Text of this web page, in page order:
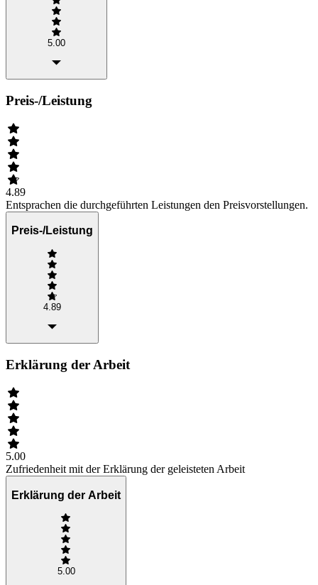
5.00
Preis-/Leistung
4.89
Entsprachen die durchgeführten Leistungen den Preisvorstellungen.
Preis-/Leistung
4.89
Erklärung der Arbeit
5.00
Zufriedenheit mit der Erklärung der geleisteten Arbeit
Erklärung der Arbeit
5.00